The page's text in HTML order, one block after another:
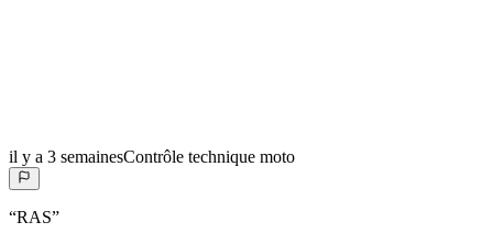
il y a 3 semainesContrôle technique moto
“RAS”